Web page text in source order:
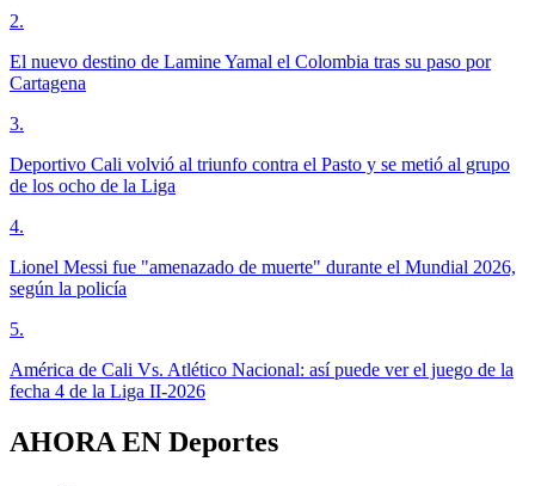
2.
El nuevo destino de Lamine Yamal el Colombia tras su paso por
Cartagena
3.
Deportivo Cali volvió al triunfo contra el Pasto y se metió al grupo
de los ocho de la Liga
4.
Lionel Messi fue "amenazado de muerte" durante el Mundial 2026,
según la policía
5.
América de Cali Vs. Atlético Nacional: así puede ver el juego de la
fecha 4 de la Liga II-2026
AHORA EN Deportes